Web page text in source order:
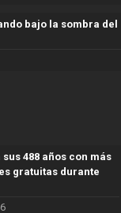
bajo la sombra del
488 años con más
gratuitas durante